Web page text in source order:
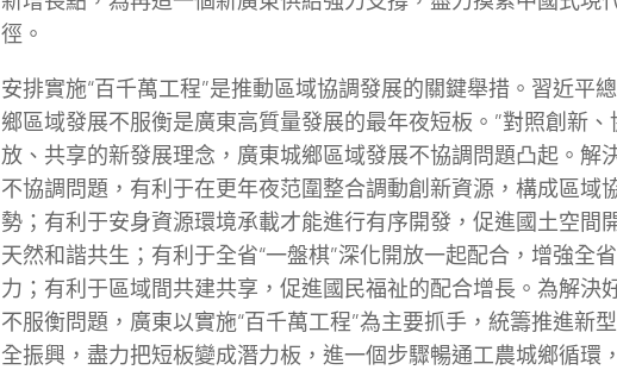
徑。
安排實施“百千萬工程”是推動區域協調發展的關鍵舉措。習近平
鄉區域發展不服衡是廣東高質量發展的最年夜短板。”對照創新、
放、共享的新發展理念，廣東城鄉區域發展不協調問題凸起。解
不協調問題，有利于在更年夜范圍整合調動創新資源，構成區域
勢；有利于安身資源環境承載才能進行有序開發，促進國土空間
天然和諧共生；有利于全省“一盤棋”深化開放一起配合，增強全
力；有利于區域間共建共享，促進國民福祉的配合增長。為解決
不服衡問題，廣東以實施“百千萬工程”為主要抓手，統籌推進新
全振興，盡力把短板變成潛力板，進一個步驟暢通工農城鄉循環